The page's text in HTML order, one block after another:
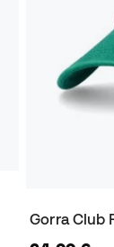
Gorra Club